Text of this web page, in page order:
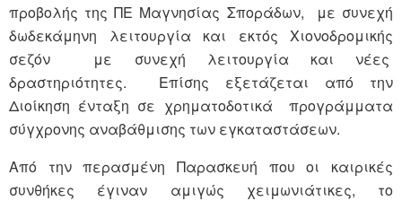
προβολής της ΠΕ Μαγνησίας Σποράδων, με συνεχή
δωδεκάμηνη λειτουργία και εκτός Χιονοδρομικής
σεζόν με συνεχή λειτουργία και νέες
δραστηριότητες. Επίσης εξετάζεται από την
Διοίκηση ένταξη σε χρηματοδοτικά προγράμματα
σύγχρονης αναβάθμισης των εγκαταστάσεων.
Από την περασμένη Παρασκευή που οι καιρικές
συνθήκες έγιναν αμιγώς χειμωνιάτικες, το